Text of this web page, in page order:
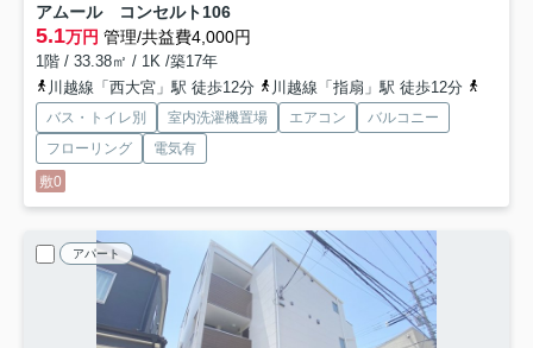
アムール コンセルト106
5.1万円 管理/共益費4,000円
1階 / 33.38㎡ / 1K /築17年
川越線「西大宮」駅 徒歩12分
川越線「指扇」駅 徒歩12分
バス・トイレ別 室内洗濯機置場 エアコン
バルコニー
フローリング
電気有
敷0
アパート